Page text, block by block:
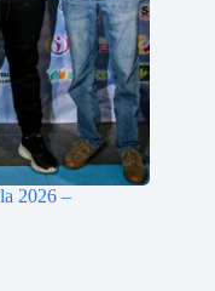
2026 –